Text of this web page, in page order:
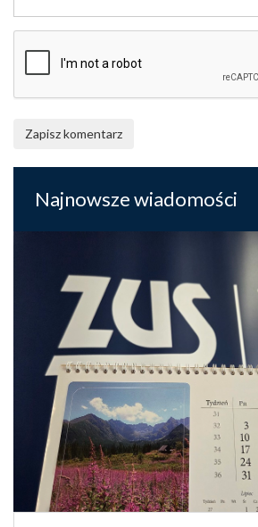
Zapisz komentarz
Najnowsze wiadomości